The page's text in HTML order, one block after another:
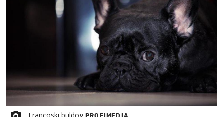
Francoski buldog PROFIMEDIA